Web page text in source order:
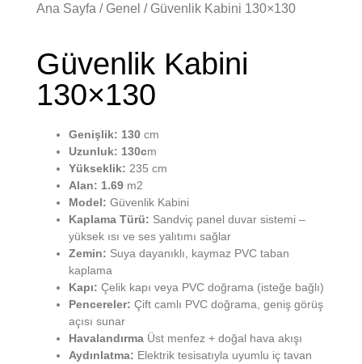
Ana Sayfa / Genel / Güvenlik Kabini 130×130
Güvenlik Kabini
130×130
Genişlik: 130 cm
Uzunluk: 130cm
Yükseklik: 235 cm
Alan: 1.69 m2
Model: Güvenlik Kabini
Kaplama Türü: Sandviç panel duvar sistemi –
yüksek ısı ve ses yalıtımı sağlar
Zemin: Suya dayanıklı, kaymaz PVC taban
kaplama
Kapı: Çelik kapı veya PVC doğrama (isteğe bağlı)
Pencereler: Çift camlı PVC doğrama, geniş görüş
açısı sunar
Havalandırma Üst menfez + doğal hava akışı
Aydınlatma: Elektrik tesisatıyla uyumlu iç tavan